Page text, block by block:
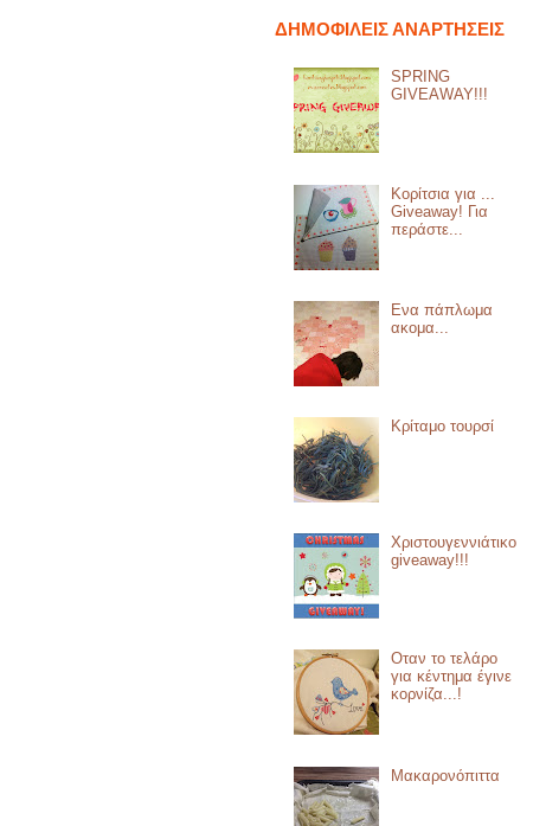
ΔΗΜΟΦΙΛΕΙΣ ΑΝΑΡΤΗΣΕΙΣ
SPRING
GIVEAWAY!!!
Κορίτσια για ...
Giveaway! Για
περάστε...
Ενα πάπλωμα
ακομα...
Κρίταμο τουρσί
Χριστουγεννιάτικο
giveaway!!!
Οταν το τελάρο
για κέντημα έγινε
κορνίζα...!
Μακαρονόπιττα